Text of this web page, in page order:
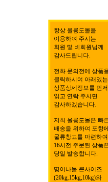
항상 울릉도몰을
이용하여 주시는
회원 및 비회원님께
감사드립니다.
전화 문의전에 상품
클릭하시여 아래있는
상품상세정보를 먼저
읽고 연락 주시면
감사하겠습니다.
저희 울릉도몰은 빠
배송을 위하여 포항
물류창고를 마련하여
16시전 주문된 상품
당일 발송합니다.
명이나물 큰사이즈
(20kg,15kg,10kg)와